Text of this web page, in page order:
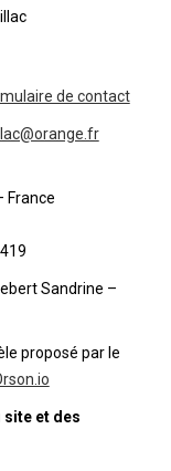
de contact
France
Sandrine –
proposé par le
site et des